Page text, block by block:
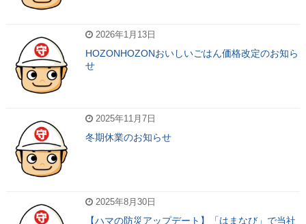
2026年1月13日
HOZONHOZONおいしいごはん価格改定のお知ら
せ
2025年11月7日
冬期休業のお知らせ
2025年8月30日
【ハマの防災アップデート】「はまなび」で当社